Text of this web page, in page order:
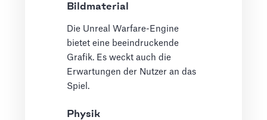
Bildmaterial
Die Unreal Warfare-Engine
bietet eine beeindruckende
Grafik. Es weckt auch die
Erwartungen der Nutzer an das
Spiel.
Physik